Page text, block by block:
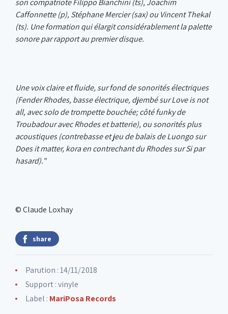
son compatriote Filippo Bianchini (ts), Joachim
Caffonnette (p), Stéphane Mercier (sax) ou Vincent Thekal
(ts). Une formation qui élargit considérablement la palette
sonore par rapport au premier disque.
Une voix claire et fluide, sur fond de sonorités électriques
(Fender Rhodes, basse électrique, djembé sur Love is not
all, avec solo de trompette bouchée; côté funky de
Troubadour avec Rhodes et batterie), ou sonorités plus
acoustiques (contrebasse et jeu de balais de Luongo sur
Does it matter, kora en contrechant du Rhodes sur Si par
hasard)."
© Claude Loxhay
share
Parution : 14/11/2018
Support : vinyle
Label : MariPosa Records